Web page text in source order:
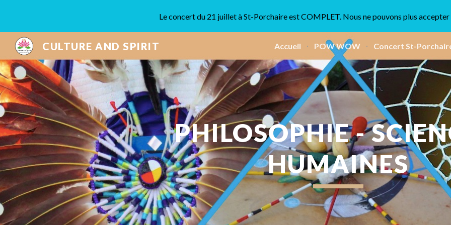
Skip to main content Skip to
Le concert du 21 juillet à St-Porchaire est COMPLET. Nous ne pouvons plus accepter
CULTURE AND SPIRIT Accueil POW WOW Concert St-
PHILOSOPHIE -
HUMAINES